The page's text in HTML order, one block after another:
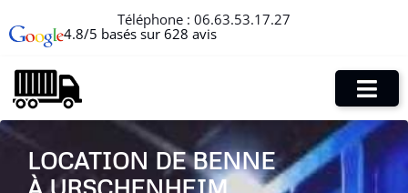
Téléphone : 06.63.53.17.27
4.8/5 basés sur 628 avis
LOCATION DE BENNE